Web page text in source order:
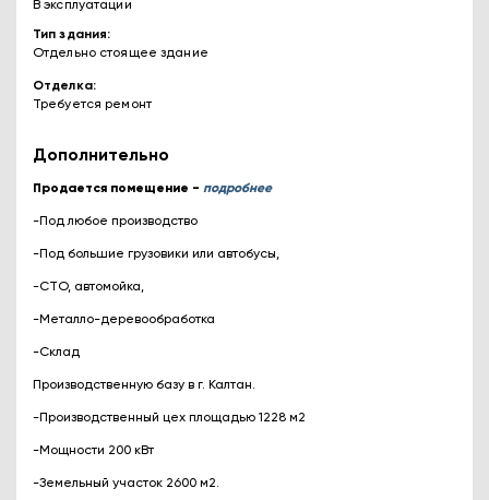
В эксплуатации
Тип здания
Отдельно стоящее здание
Отделка
Требуется ремонт
Дополнительно
Продается помещение - подробнее
-Под любое производство
-Под большие грузовики или автобусы,
-СТО, автомойка,
-Металло-деревообработка
-Склад
Производственную базу в г. Калтан.
-Производственный цех площадью 1228 м2
-Мощности 200 кВт
-Земельный участок 2600 м2.